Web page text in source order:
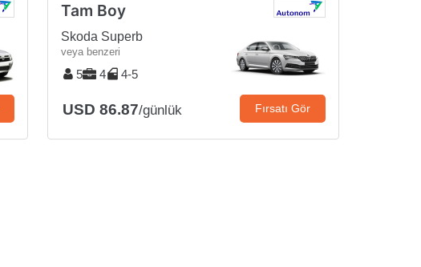
Tam Boy
Skoda Superb
veya benzeri
5 4 4-5
USD 86.87/günlük Fırsatı Gör